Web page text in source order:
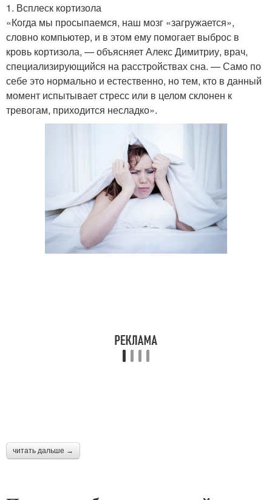
1. Всплеск кортизола
«Когда мы просыпаемся, наш мозг «загружается»,
словно компьютер, и в этом ему помогает выброс в
кровь кортизола, — объясняет Алекс Димитриу, врач,
специализирующийся на расстройствах сна. — Само по
себе это нормально и естественно, но тем, кто в данный
момент испытывает стресс или в целом склонен к
тревогам, приходится несладко».
читать дальше →